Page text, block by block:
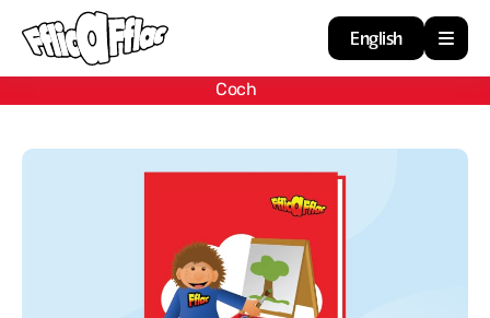
Amdan
English
Coch